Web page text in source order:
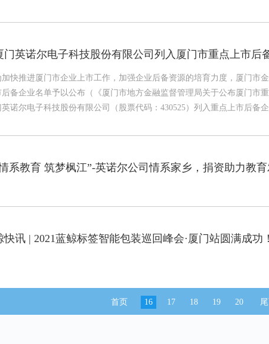
门英诺尔电子科技股份有限公司列入厦门市重点上市后
加快推进厦门市企业上市工作，加强企业后备资源的培育力度，厦门市
后备企业名单予以公布（《厦门市地方金融监督管理局关于公布厦门市
英诺尔电子科技股份有限公司（股票代码：430525）列入重点上市后备
系教育 筑梦枫江”-英诺尔公司情系家乡，捐资助力教
快讯 | 2021蓝鲸标签智能包装巡回峰会·厦门站圆满成功！
首页 16 17 18 19 20